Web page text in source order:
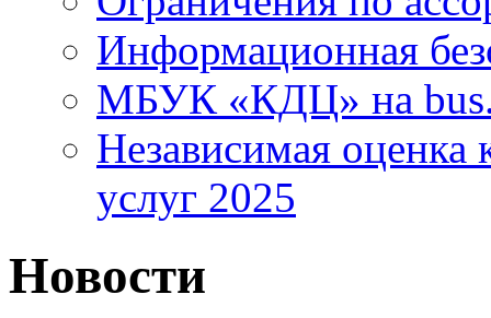
Информационная
МБУК «КДЦ» на
Независимая оценка
услуг 2025
Новости